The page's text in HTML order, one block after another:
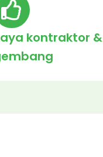
kontraktor &